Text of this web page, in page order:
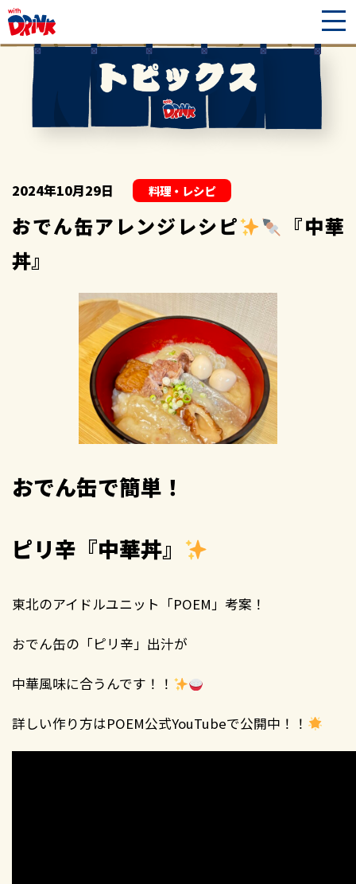
2024年10月29日 料理・レシピ
おでん缶アレンジレシピ
『中華
丼』
おでん缶で簡単！
ピリ辛『中華丼』
東北のアイドルユニット「POEM」考案！
おでん缶の「ピリ辛」出汁が
中華風味に合うんです！！
詳しい作り方はPOEM公式YouTubeで公開中！！